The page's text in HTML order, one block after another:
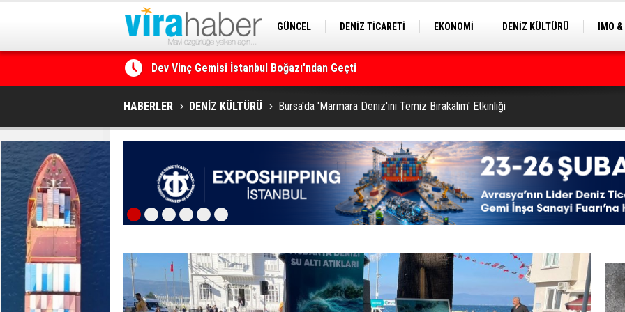
GÜNCEL DENİZ TİCARETİ EKONOMİ DENİZ KÜLTÜRÜ
IMO
Ege Denizi’nin En Büyük Mercan Ormanı
HABERLER DENİZ KÜLTÜRÜ Bursa'da 'Marmara Deniz'ini Temiz Bırakalım' Etkinliği